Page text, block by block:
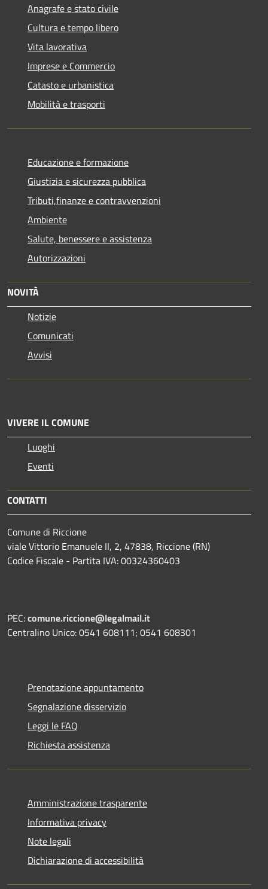
Anagrafe e stato civile
Cultura e tempo libero
Vita lavorativa
Imprese e Commercio
Catasto e urbanistica
Mobilità e trasporti
Educazione e formazione
Giustizia e sicurezza pubblica
Tributi,finanze e contravvenzioni
Ambiente
Salute, benessere e assistenza
Autorizzazioni
NOVITÀ
Notizie
Comunicati
Avvisi
VIVERE IL COMUNE
Luoghi
Eventi
CONTATTI
Comune di Riccione
viale Vittorio Emanuele II, 2, 47838, Riccione (RN)
Codice Fiscale - Partita IVA: 00324360403
PEC:comune.riccione@legalmail.it
Centralino Unico: 0541 608111; 0541 608301
Prenotazione appuntamento
Segnalazione disservizio
Leggi le FAQ
Richiesta assistenza
Amministrazione trasparente
Informativa privacy
Note legali
Dichiarazione di accessibilità